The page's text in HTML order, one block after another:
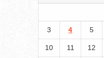
3 4 5
10 11 12